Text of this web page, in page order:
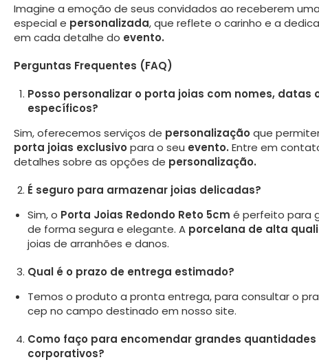
Imagine a emoção de seus convidados ao receberem uma
especial e personalizada, que reflete o carinho e a
em cada detalhe do evento.
Perguntas Frequentes (FAQ)
Posso personalizar o porta joias com nomes, datas
específicos?
Sim, oferecemos serviços de personalizaçãoque
porta joias exclusivopara o seu evento. Entre em
detalhes sobre as opções de personalização.
É seguro para armazenar joias delicadas?
Sim, o Porta Joias Redondo Reto 5cm é perfeito para
de forma segura e elegante. A porcelana de alta
joias de arranhões e danos.
Qual é o prazo de entrega estimado?
Temos o produto a pronta entrega, para consultar o
cep no campo destinado em nosso site.
Como faço para encomendar grandes
corporativos?